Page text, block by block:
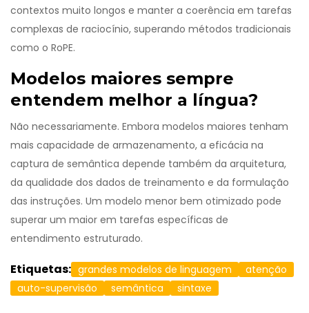
contextos muito longos e manter a coerência em tarefas
complexas de raciocínio, superando métodos tradicionais
como o RoPE.
Modelos maiores sempre
entendem melhor a língua?
Não necessariamente. Embora modelos maiores tenham
mais capacidade de armazenamento, a eficácia na
captura de semântica depende também da arquitetura,
da qualidade dos dados de treinamento e da formulação
das instruções. Um modelo menor bem otimizado pode
superar um maior em tarefas específicas de
entendimento estruturado.
Etiquetas: grandes modelos de linguagem
atenção
auto-supervisão
semântica sintaxe